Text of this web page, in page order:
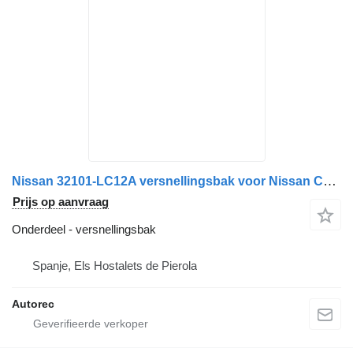
Nissan 32101-LC12A versnellingsbak voor Nissan Cabstar F241 vrachtwagen
Prijs op aanvraag
Onderdeel - versnellingsbak
Spanje, Els Hostalets de Pierola
Autorec